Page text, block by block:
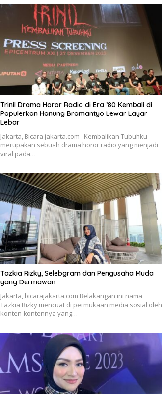
­Trinil Drama Horor Radio di Era ’80 Kembali di
Populerkan Hanung Bramantyo Lewar Layar
Lebar
Jakarta, Bicara jakarta.com Kembalikan Tubuhku
merupakan sebuah drama horor radio yang menjadi
viral pada…
Tazkia Rizky, Selebgram dan Pengusaha Muda
yang Dermawan
Jakarta, bicarajakarta.com Belakangan ini nama
Tazkia Rizky mencuat di permukaan media sosial oleh
konten-kontennya yang…